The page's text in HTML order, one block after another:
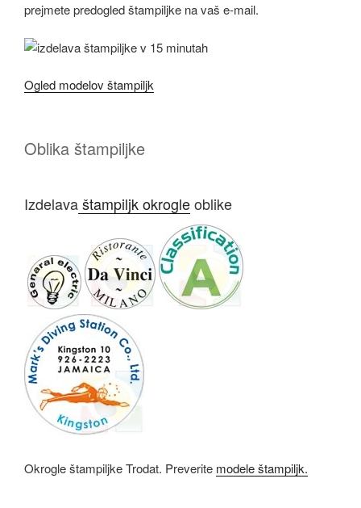
prejmete predogled štampiljke na vaš e-mail.
Ogled modelov štampiljk
Oblika štampiljke
Izdelavaštampiljk okrogleoblike
Okrogle štampiljke Trodat. Preverite modele štampiljk.